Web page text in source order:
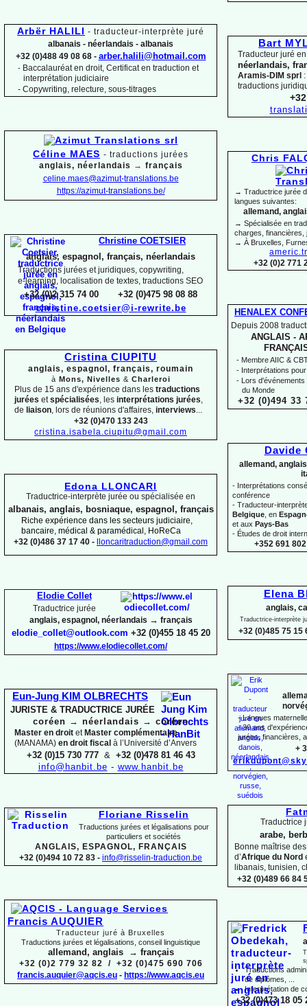
Bart
Traducteur juré en
néerlandais,
Aramis-DIM sprl
traductions
Chris
→ Traductrice jurée
langues suivantes:
allemand,
→ Spécialisée en
charges, financières,
→ À Bruxelles,
+32 (0)2 771
HENALEX
Depuis 2008
ANGLAIS -
- Membre AIIC &
- Interprétations
- Lors
du Monde
+32 (0)494 33
Davide
allemand,
- Interprétations
conférence
- Traducteur-
Belgique , en
et aux Pays-Bas
- Études de droit
+352 691
Elena
anglais,
Traductrice-interprète
+32 (0)485 75 15
-Langues
-30 ans
jurées, financières,
+
Traductrice
arabe,
Bonne maîtrise
d’Afrique du Nord
libanais, tunisien,
+32 (0)489 66 84
Traductions
de diplômes, ...
Interprétation de
+32 (0)473 18 05
Arbër HALILI - traducteur-interprète juré
albanais - néerlandais - albanais
+32 (0)488 49 08 68 - arber.halili@hotmail.com
- Baccalauréat en droit, Certificat en traduction et
interprétation judiciaire
- Copywriting, relecture, sous-titrages
Céline MAES - traductions jurées
anglais, néerlandais → français
celine.maes@azimut-translations.be
https://azimut-translations.be/
Christine COETSIER
anglais, espagnol, français, néerlandais
Traductions jurées et juridiques, copywriting,
e- learning, localisation de textes, traductions SEO
+32 (0)2 315 74 00 +32 (0)475 98 08 88
christine.coetsier@i-rewrite.be
Cristina CIUPITU
anglais, espagnol, français, roumain
à Mons, Nivelles & Charleroi
Plus de 15 ans d'expérience dans les traductions
jurées etspécialisées, les interprétations jurées,
de liaison, lors de réunions d'affaires, interviews...
+32 (0)470 133 243
cristina.isabela.ciupitu@gmail.com
Edona LLONCARI
Traductrice-interprète jurée ou spécialisée en
albanais, anglais, bosniaque, espagnol, français
Riche expérience dans les secteurs judiciaire,
bancaire, médical & paramédical, HoReCa
+32 (0)486 37 17 40 -
lloncaritraduction@gmail.com
Elodie Collet
Traductrice jurée
anglais, espagnol, néerlandais → français
elodie_collet@outlook.com +32 (0)455 18 45 20
https://www.elodiecollet.com/
Eun-Jung KIM OLBRECHTS
JURISTE & TRADUCTRICE JURÉE
coréen → néerlandais → coréen
Master en droit etMaster complémentaire
(MANAMA) en droit fiscal à l’Université d’Anvers
+32 (0)15 730 777& +32 (0)478 81 46 43
info@hanbit.be - www.hanbit.be
Floriane Risselin
Traductions jurées et légalisations pour
particuliers et sociétés
ANGLAIS, ESPAGNOL, FRANÇAIS
+32 (0)494 10 72 83 - info@risselin-traduction.be
Francis AUQUIER
Traducteur juré à Bruxelles
Traductions jurées et légalisations, conseil linguistique
allemand, anglais → français
+32 (0)2 779 32 82 / +32 (0)475 690 706
francis.auquier@aqcis.eu - https://www.aqcis.eu